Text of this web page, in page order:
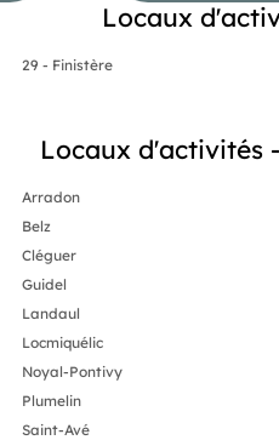
Locaux
29 - Finistère
Locaux d'activités
Arradon
Belz
Cléguer
Guidel
Landaul
Locmiquélic
Noyal-Pontivy
Plumelin
Saint-Avé